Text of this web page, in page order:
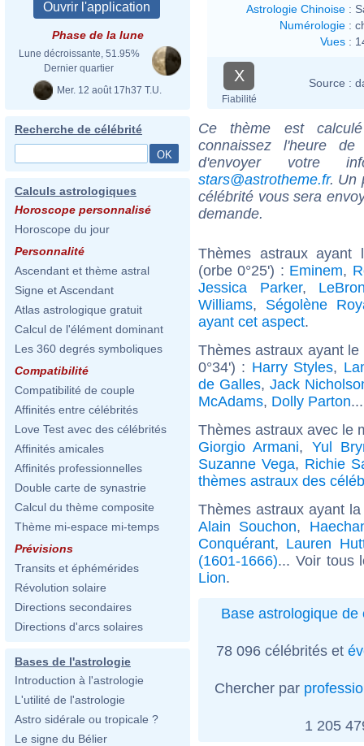
Phase de la lune
Lune décroissante, 51.95%
Dernier quartier
Mer. 12 août 17h37 T.U.
Recherche de célébrité
Calculs astrologiques
Horoscope personnalisé
Horoscope du jour
Personnalité
Ascendant et thème astral
Signe et Ascendant
Atlas astrologique gratuit
Calcul de l'élément dominant
Les 360 degrés symboliques
Compatibilité
Compatibilité de couple
Affinités entre célébrités
Love Test avec des célébrités
Affinités amicales
Affinités professionnelles
Double carte de synastrie
Calcul du thème composite
Thème mi-espace mi-temps
Prévisions
Transits et éphémérides
Révolution solaire
Directions secondaires
Directions d'arcs solaires
Bases de l'astrologie
Introduction à l'astrologie
L'utilité de l'astrologie
Astro sidérale ou tropicale ?
Le signe du Bélier
Astrologie Chinoise :
Numérologie :
Vues :
X
Fiabilité
Source :
Ce thème est
connaissez l'heure
d'envoyer votre
stars@astrotheme.fr. Un
célébrité vous sera
demande.
Thèmes astraux ayant
(orbe 0°25') : Eminem,
Jessica Parker,
Williams, Ségolène
ayant cet aspect.
Thèmes astraux ayant
0°34') : Harry Styles,
de Galles, Jack
McAdams, Dolly Parton
Thèmes astraux avec le
Giorgio Armani, Yul
Suzanne Vega, Richie
thèmes astraux des
Thèmes astraux ayant
Alain Souchon,
Conquérant, Lauren
(1601-1666)... Voir tous
Lion.
Base astrologique de
78 096 célébrités et
Chercher par
1 205